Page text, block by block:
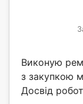
Виконую
з закупкою
Досвід